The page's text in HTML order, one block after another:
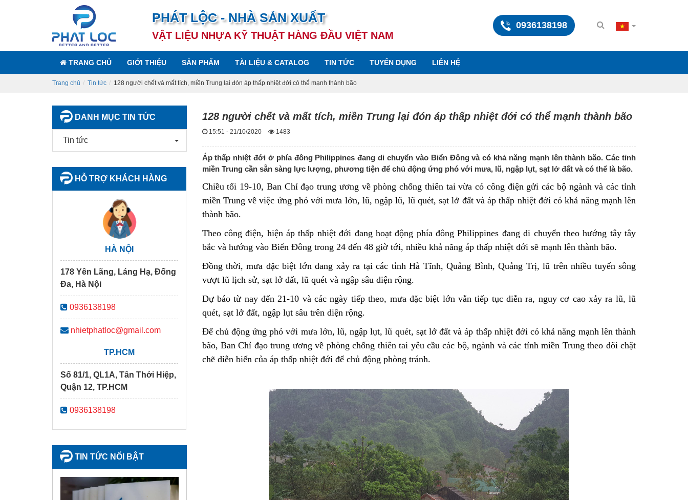
PHÁT LỘC - NHÀ SẢN XUẤT
VẬT LIỆU NHỰA KỸ THUẬT HÀNG ĐẦU VIỆT NAM
0936138198
TRANG CHỦ GIỚI THIỆU SẢN PHẨM TÀI LIỆU & CATALOG TIN TỨC TUYỂN DỤNG LIÊN HỆ
Trang chủ Tin tức 128 người chết và mất tích, miền Trung lại đón áp thấp nhiệt đới có thể mạnh thành bão
DANH MỤC TIN TỨC
Tin tức
HỖ TRỢ KHÁCH HÀNG
HÀ NỘI
178 Yên Lãng, Láng Hạ, Đống
Đa, Hà Nội
0936138198
nhietphatloc@gmail.com
TP.HCM
Số 81/1, QL1A, Tân Thới Hiệp,
Quận 12, TP.HCM
0936138198
TIN TỨC NỔI BẬT
128 người chết và mất tích, miền Trung lại đón áp thấp nhiệt đới có thể mạnh thành bão
15:51 - 21/10/2020 1483
Áp thấp nhiệt đới ở phía đông Philippines đang di chuyển vào Biển Đông và có khả năng mạnh lên thành bão. Các tỉnh
miền Trung cần sẵn sàng lực lượng, phương tiện để chủ động ứng phó với mưa, lũ, ngập lụt, sạt lở đất và có thể là bão.
Chiều tối 19-10, Ban Chỉ đạo trung ương về phòng chống thiên tai vừa có công điện gửi các bộ ngành và các tỉnh
miền Trung về việc ứng phó với mưa lớn, lũ, ngập lũ, lũ quét, sạt lở đất và áp thấp nhiệt đới có khả năng mạnh lên
thành bão.
Theo công điện, hiện áp thấp nhiệt đới đang hoạt động phía đông Philippines đang di chuyển theo hướng tây tây
bắc và hướng vào Biển Đông trong 24 đến 48 giờ tới, nhiều khả năng áp thấp nhiệt đới sẽ mạnh lên thành bão.
Đồng thời, mưa đặc biệt lớn đang xảy ra tại các tỉnh Hà Tĩnh, Quảng Bình, Quảng Trị, lũ trên nhiều tuyến sông
vượt lũ lịch sử, sạt lở đất, lũ quét và ngập sâu diện rộng.
Dự báo từ nay đến 21-10 và các ngày tiếp theo, mưa đặc biệt lớn vẫn tiếp tục diễn ra, nguy cơ cao xảy ra lũ, lũ
quét, sạt lở đất, ngập lụt sâu trên diện rộng.
Để chủ động ứng phó với mưa lớn, lũ, ngập lụt, lũ quét, sạt lở đất và áp thấp nhiệt đới có khả năng mạnh lên thành
bão, Ban Chỉ đạo trung ương về phòng chống thiên tai yêu cầu các bộ, ngành và các tỉnh miền Trung theo dõi chặt
chẽ diễn biến của áp thấp nhiệt đới để chủ động phòng tránh.